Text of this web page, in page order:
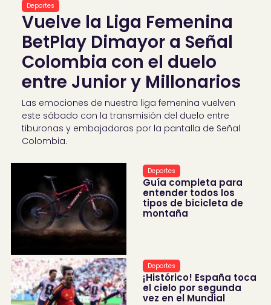
Deportes
Vuelve la Liga Femenina
BetPlay Dimayor a Señal
Colombia con el duelo
entre Junior y Millonarios
Las emociones de nuestra liga femenina vuelven
este sábado con la transmisión del duelo entre
tiburonas y embajadoras por la pantalla de Señal
Colombia.
Deportes
Guía completa para
entender todos los
tipos de bicicleta de
montaña
Deportes
¡Histórico! España toca
el cielo por segunda
vez en el Mundial